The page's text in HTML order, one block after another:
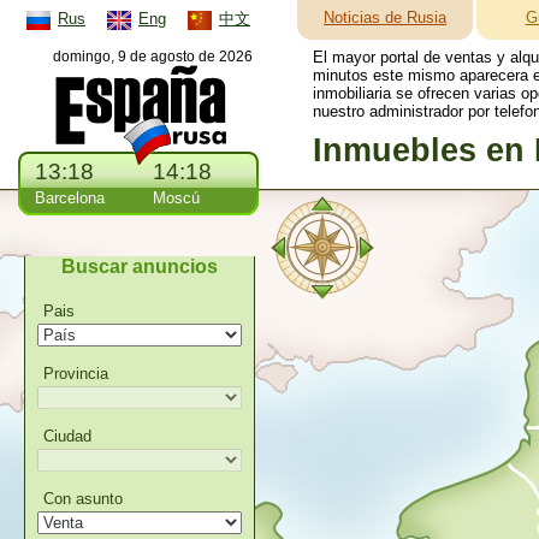
Rus Eng 中文 Noticias de Rusia
domingo, 9 de agosto de 2026
13:18
Barcelona
14:18
Moscú
El mayor portal de ventas y
minutos este mismo aparecera
inmobiliaria se ofrecen varias
nuestro administrador por
Inmuebles en
Buscar anuncios
Pais
Provincia
Ciudad
Con asunto